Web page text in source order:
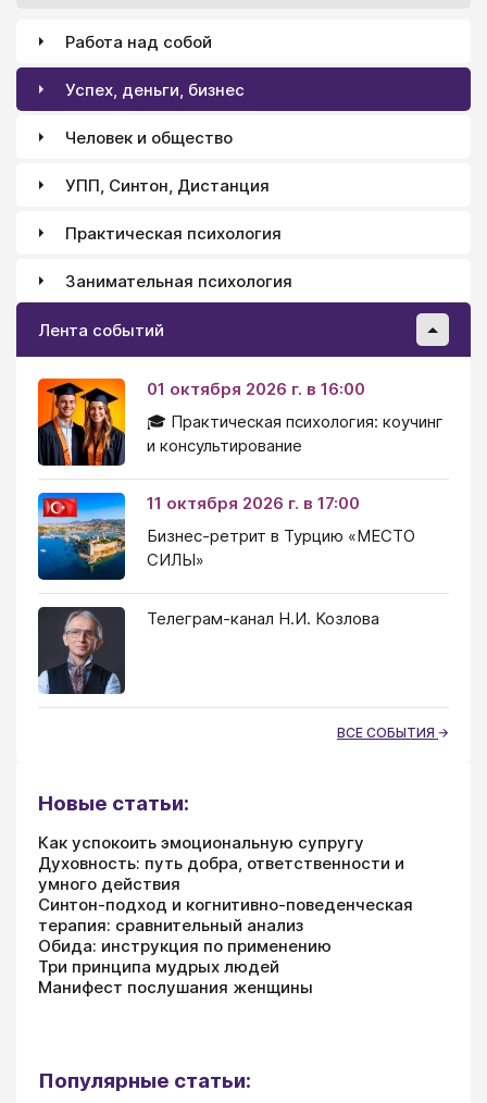
Работа над собой
Успех, деньги, бизнес
Человек и общество
УПП, Синтон, Дистанция
Практическая психология
Занимательная психология
Лента событий
01 октября 2026 г. в 16:00
🎓 Практическая психология: коучинг
и консультирование
11 октября 2026 г. в 17:00
Бизнес-ретрит в Турцию «МЕСТО
СИЛЫ»
Телеграм-канал Н.И. Козлова
ВСЕ СОБЫТИЯ
Новые статьи:
Как успокоить эмоциональную супругу
Духовность: путь добра, ответственности и
умного действия
Синтон-подход и когнитивно-поведенческая
терапия: сравнительный анализ
Обида: инструкция по применению
Три принципа мудрых людей
Манифест послушания женщины
Популярные статьи: